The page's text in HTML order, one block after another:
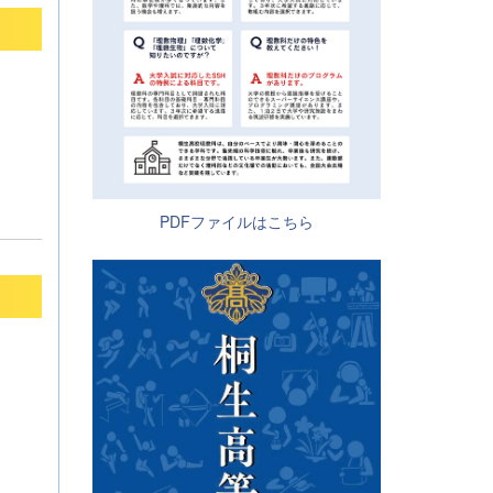
PDFファイルはこちら